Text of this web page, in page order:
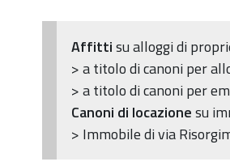
Affittisu alloggi di
> a titolo di canoni per
> a titolo di canoni per
Canoni di locazionesu
> Immobile di via